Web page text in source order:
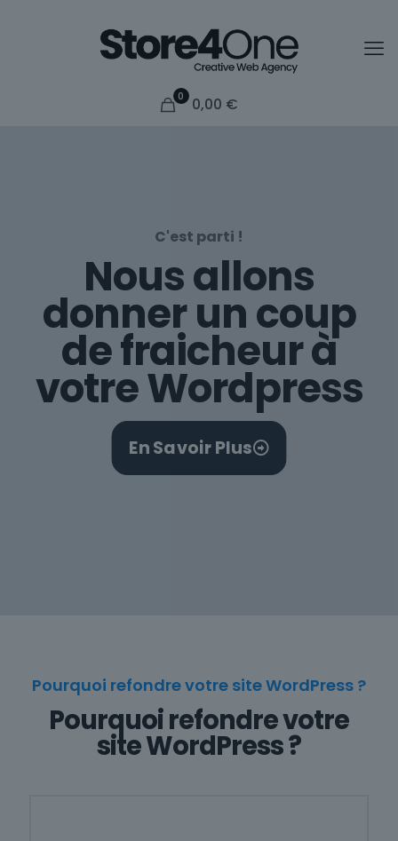
0 0,00 €
C'est parti !
Nous allons
donner un coup
de fraicheur à
votre Wordpress
En Savoir Plus
Pourquoi refondre votre site WordPress ?
Pourquoi refondre votre
site WordPress ?